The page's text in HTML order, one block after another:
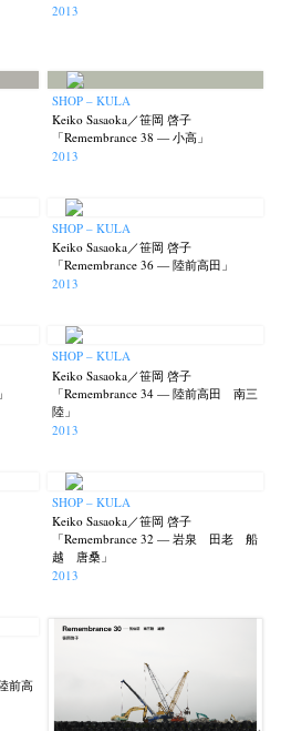
2013
SHOP – KULA
Keiko Sasaoka／笹岡 啓子
「Remembrance 38 — 小高」
2013
SHOP – KULA
Keiko Sasaoka／笹岡 啓子
「Remembrance 36 — 陸前高田」
2013
SHOP – KULA
Keiko Sasaoka／笹岡 啓子
「Remembrance 34 — 陸前高田 南三
陸」
2013
SHOP – KULA
Keiko Sasaoka／笹岡 啓子
「Remembrance 32 — 岩泉 田老 船
越 唐桑」
2013
前高